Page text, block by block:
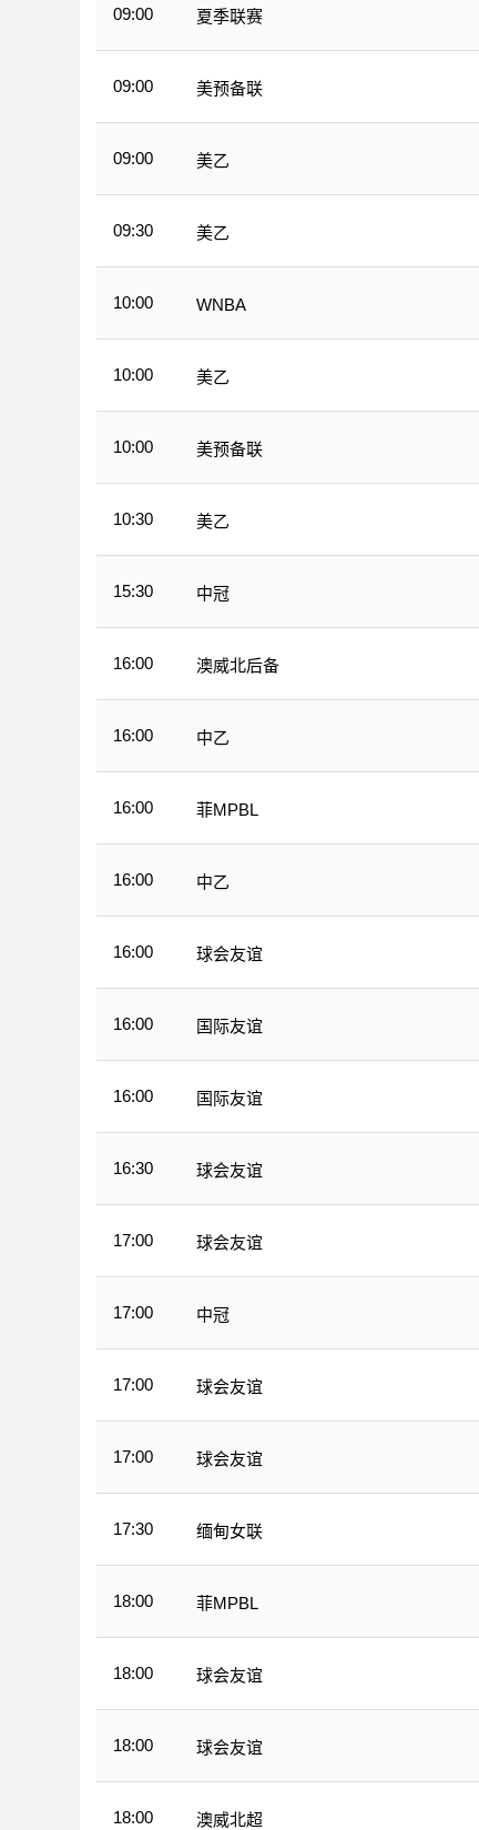
09:00 夏季联赛
09:00 美预备联
09:00 美乙
09:30 美乙
10:00 WNBA
10:00 美乙
10:00 美预备联
10:30 美乙
15:30 中冠
16:00 澳威北后备
16:00 中乙
16:00 菲MPBL
16:00 中乙
16:00 球会友谊
16:00 国际友谊
16:00 国际友谊
16:30 球会友谊
17:00 球会友谊
17:00 中冠
17:00 球会友谊
17:00 球会友谊
17:30 缅甸女联
18:00 菲MPBL
18:00 球会友谊
18:00 球会友谊
18:00 澳威北超